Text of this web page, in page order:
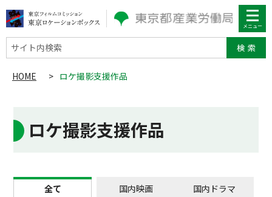
サイト内検索
HOME > ロケ撮影支援作品
ロケ撮影支援作品
全て 国内映画 国内ドラマ